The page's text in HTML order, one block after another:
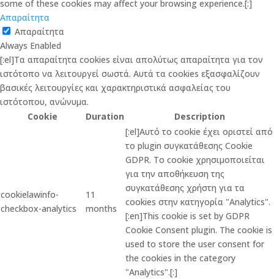
some of these cookies may affect your browsing experience.[:]
Απαραίτητα
Απαραίτητα
Always Enabled
[:el]Τα απαραίτητα cookies είναι απολύτως απαραίτητα για τον
ιστότοπο να λειτουργεί σωστά. Αυτά τα cookies εξασφαλίζουν
βασικές λειτουργίες και χαρακτηριστικά ασφαλείας του
ιστότοπου, ανώνυμα.
Cookie
Duration Description
cookielawinfo-
checkbox-analytics
11
months
[:el]Αυτό το cookie έχει οριστεί από
το plugin συγκατάθεσης Cookie
GDPR. Το cookie χρησιμοποιείται
για την αποθήκευση της
συγκατάθεσης χρήστη για τα
cookies στην κατηγορία "Analytics".
[:en]This cookie is set by GDPR
Cookie Consent plugin. The cookie is
used to store the user consent for
the cookies in the category
"Analytics".[:]